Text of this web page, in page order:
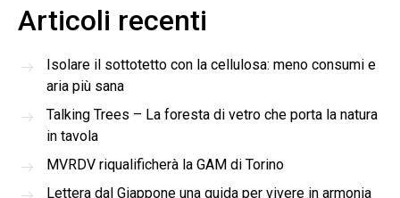
Articoli recenti
Isolare il sottotetto con la cellulosa: meno consumi e
aria più sana
Talking Trees – La foresta di vetro che porta la natura
in tavola
MVRDV riqualificherà la GAM di Torino
Lettera dal Giappone una guida per vivere in armonia